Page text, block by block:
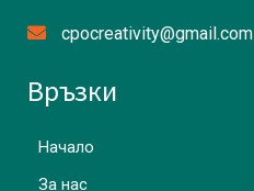
cpocreativity@gmail.com
Връзки
Начало
За нас